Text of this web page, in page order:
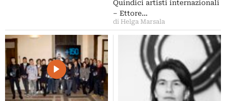
Quindici artisti internazionali
– Ettore…
di Helga Marsala